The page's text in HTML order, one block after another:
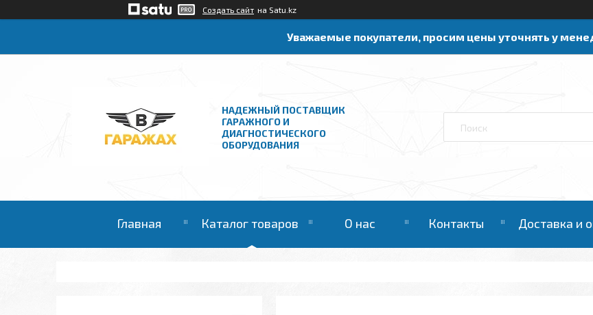
Создать сайт на Satu.kz
Уважаемые покупатели, просим цены уточнять у
НАДЕЖНЫЙ ПОСТАВЩИК
ГАРАЖНОГО И
ДИАГНОСТИЧЕСКОГО
ОБОРУДОВАНИЯ
Главная Каталог товаров О нас Контакты Доставка и